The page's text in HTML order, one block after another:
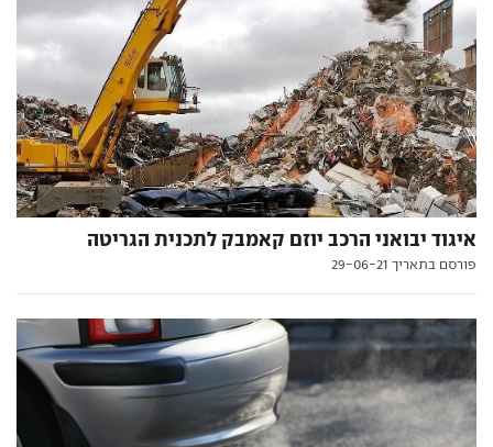
איגוד יבואני הרכב יוזם קאמבק לתכנית הגריטה
פורסם בתאריך 29-06-21